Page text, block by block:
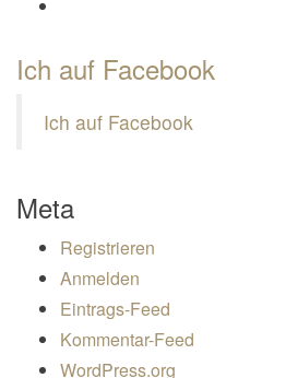
Ich auf Facebook
Ich auf Facebook
Meta
Registrieren
Anmelden
Eintrags-Feed
Kommentar-Feed
WordPress.org